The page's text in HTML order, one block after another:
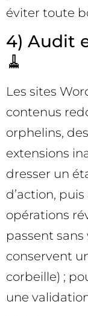
éviter toute
4) Audit
🧹
Les sites
contenus
orphelins,
extensions
dresser un
d’action,
opérations
passent
conservent
corbeille) ;
une